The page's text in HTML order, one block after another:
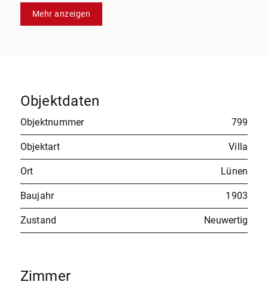
Mehr anzeigen
Objektdaten
Objektnummer 799
Objektart Villa
Ort Lünen
Baujahr 1903
Zustand Neuwertig
Zimmer